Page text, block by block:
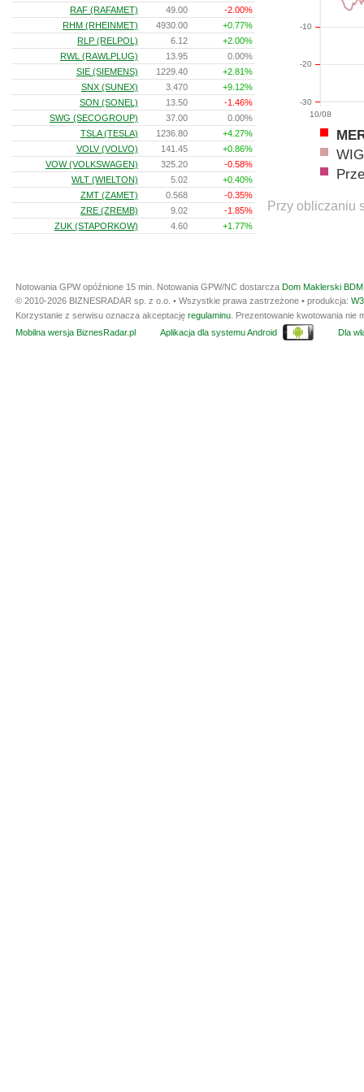
10/08
-30
-20
-10
WIG
Przy obliczaniu
RAF (RAFAMET)
49.00
-2.00%
RHM (RHEINMET)
4930.00
+0.77%
RLP (RELPOL)
6.12
+2.00%
RWL (RAWLPLUG)
13.95
0.00%
SIE (SIEMENS)
1229.40
+2.81%
SNX (SUNEX)
3.470
+9.12%
SON (SONEL)
13.50
-1.46%
SWG (SECOGROUP)
37.00
0.00%
TSLA (TESLA)
1236.80
+4.27%
VOLV (VOLVO)
141.45
+0.86%
VOW (VOLKSWAGEN)
325.20
-0.58%
WLT (WIELTON)
5.02
+0.40%
ZMT (ZAMET)
0.568
-0.35%
ZRE (ZREMB)
9.02
-1.85%
ZUK (STAPORKOW)
4.60 +1.77%
Notowania GPW opóźnione 15 min. Notowania GPW/NC dostarcza Dom Maklerski
© 2010-2026 BIZNESRADAR sp. z o.o. • Wszystkie prawa zastrzeżone • produkcja:
Korzystanie z serwisu oznacza akceptację regulaminu . Prezentowanie kwotowania
Mobilna wersja BiznesRadar.pl
Aplikacja dla systemu Android Dla